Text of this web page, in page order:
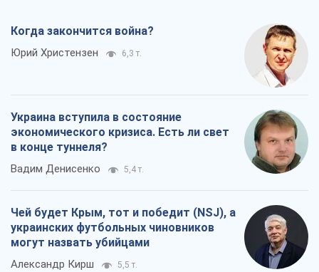
Когда закончится война?
Юрий Христензен 6,3 т.
Украина вступила в состояние
экономического кризиса. Есть ли свет
в конце туннеля?
Вадим Денисенко 5,4 т.
Чей будет Крым, тот и победит (NSJ), а
украинских футбольных чиновников
могут назвать убийцами
Александр Кирш 5,5 т.